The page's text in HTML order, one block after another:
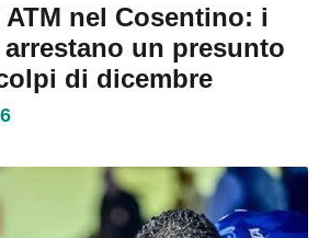
nel Cosentino: i
un presunto
di dicembre